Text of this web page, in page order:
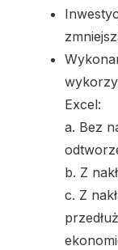
Excel:
a. Bez
b. Z
c. Z